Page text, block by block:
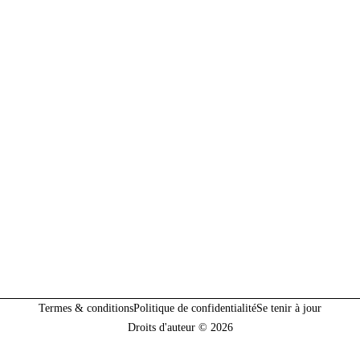
Termes & conditionsPolitique de confidentialitéSe tenir à jour
Droits d'auteur © 2026